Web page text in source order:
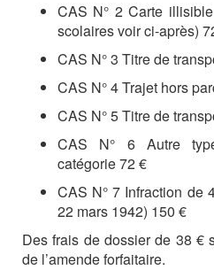
CAS N° 2 Carte
scolaires voir ci-après)
CAS N° 3 Titre de
CAS N° 4 Trajet hors
CAS N° 5 Titre de
CAS N° 6 Autre
catégorie 72 €
CAS N° 7 Infraction de
22 mars 1942) 150 €
Des frais de dossier de 38 €
de l’amende forfaitaire.